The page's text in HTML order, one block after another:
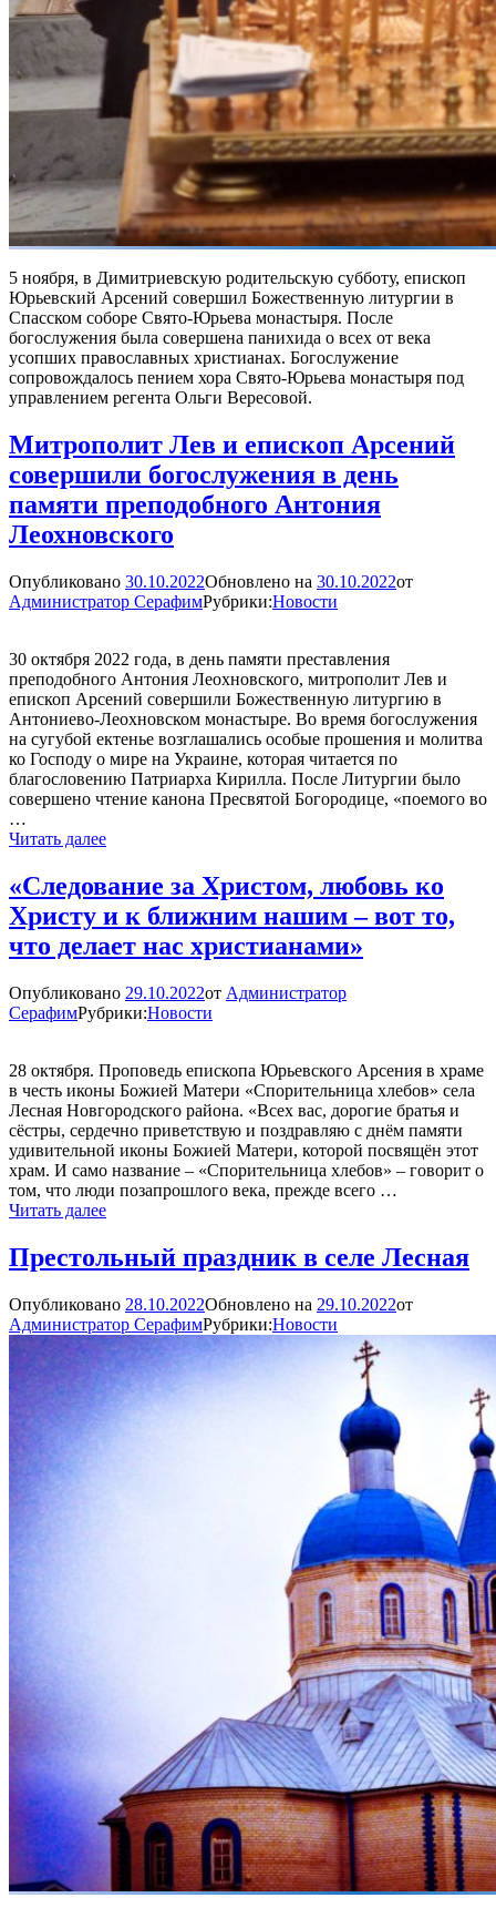
5 ноября, в Димитриевскую родительскую субботу, епископ
Юрьевский Арсений совершил Божественную литургии в
Спасском соборе Свято-Юрьева монастыря. После
богослужения была совершена панихида о всех от века
усопших православных христианах. Богослужение
сопровождалось пением хора Свято-Юрьева монастыря под
управлением регента Ольги Вересовой.
Митрополит Лев и епископ Арсений
совершили богослужения в день
памяти преподобного Антония
Леохновского
Опубликовано 30.10.2022Обновлено на 30.10.2022от
Администратор СерафимРубрики:Новости
30 октября 2022 года, в день памяти преставления
преподобного Антония Леохновского, митрополит Лев и
епископ Арсений совершили Божественную литургию в
Антониево-Леохновском монастыре. Во время богослужения
на сугубой ектенье возглашались особые прошения и молитва
ко Господу о мире на Украине, которая читается по
благословению Патриарха Кирилла. После Литургии было
совершено чтение канона Пресвятой Богородице, «поемого во
…
Читать далееМитрополит
епископ
Арсений
богослужения
день
памяти
Леохновского
«Следование за Христом, любовь ко
Христу и к ближним нашим – вот то,
что делает нас христианами»
Опубликовано 29.10.2022от Администратор
СерафимРубрики:Новости
28 октября. Проповедь епископа Юрьевского Арсения в храме
в честь иконы Божией Матери «Спорительница хлебов» села
Лесная Новгородского района. «Всех вас, дорогие братья и
сëстры, сердечно приветствую и поздравляю с днём памяти
удивительной иконы Божией Матери, которой посвящён этот
храм. И само название – «Спорительница хлебов» – говорит о
том, что люди позапрошлого века, прежде всего …
Читать далее«Следование
Христом,
любовь
Христу
и
к
ближним
нашим
–
Престольный праздник в селе Лесная
Опубликовано 28.10.2022Обновлено на 29.10.2022от
Администратор СерафимРубрики:Новости